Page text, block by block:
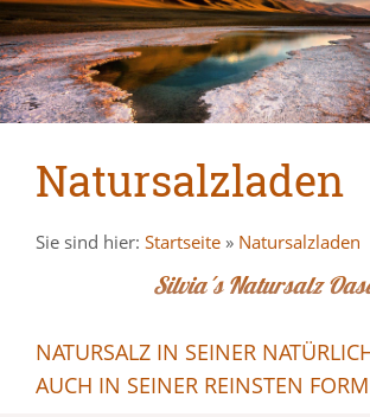
Natursalzladen
Sie sind hier: Startseite » Natursalzladen
Silvia´s Natursalz
NATURSALZ IN SEINER
AUCH IN SEINER REINSTEN FORM